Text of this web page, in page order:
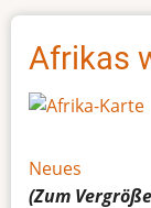
Afrikas
Neues
(Zum